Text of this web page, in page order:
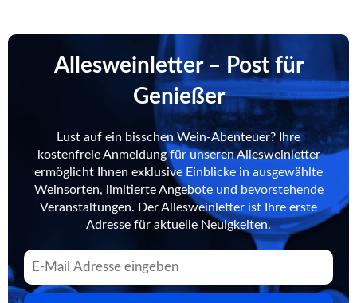
Allesweinletter – Post für
Genießer
Lust auf ein bisschen Wein-Abenteuer? Ihre
kostenfreie Anmeldung für unseren Allesweinletter
ermöglicht Ihnen exklusive Einblicke in ausgewählte
Weinsorten, limitierte Angebote und bevorstehende
Veranstaltungen. Der Allesweinletter ist Ihre erste
Adresse für aktuelle Neuigkeiten.